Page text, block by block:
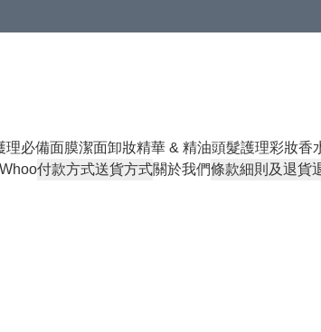
理必備面膜潔面卸妝精華 & 精油頭髮護理彩妝香
付款方式送貨方式關於我們條款細則及退貨